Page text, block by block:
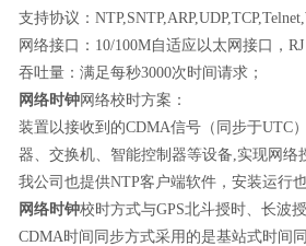
支持协议：
网络接口： 10/100M自适应以太网接口， RJ
吞吐量：满足每秒3000次时间请求；
网络时钟网络校时方案：
装置以接收到的CDMA信号（同步于UTC
器、交换机、智能控制器等设备,实现网络
我公司也提供NTP客户端软件，安装运行
网络时钟校时方式与GPS北斗授时、长波
CDMA时间同步方式采用的是基站式时间